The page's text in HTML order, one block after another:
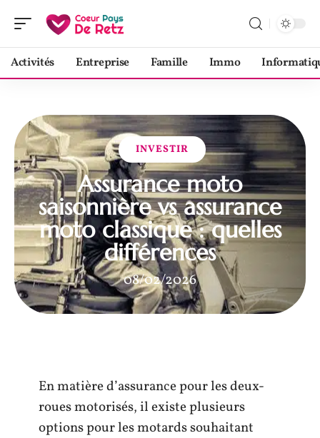
Activités Entreprise Famille Immo
INVESTIR
Assurance moto
saisonnière vs assurance
moto classique : quelles
différences
08/02/2026
En matière d’assurance pour les deux-
roues motorisés, il existe plusieurs
options pour les motards souhaitant